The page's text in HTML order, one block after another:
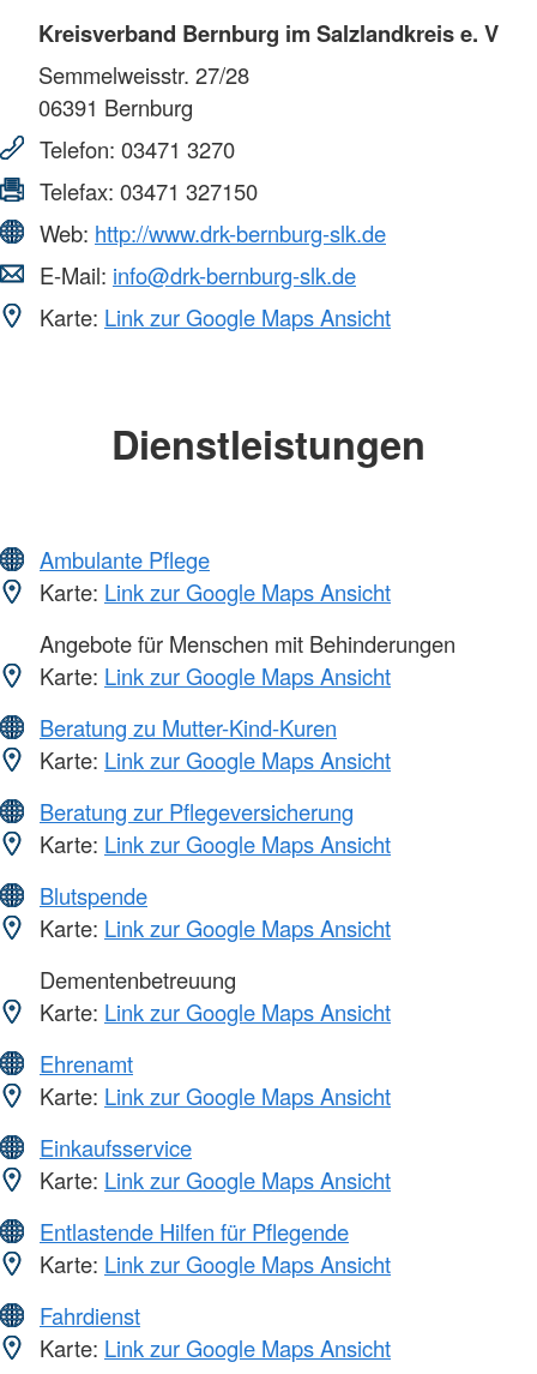
Kreisverband Bernburg im Salzlandkreis e. V
Semmelweisstr. 27/28
06391 Bernburg
Telefon: 03471 3270
Telefax: 03471 327150
Web: http://www.drk-bernburg-slk.de
E-Mail: info@drk-bernburg-slk.de
Karte: Link zur Google Maps Ansicht
Dienstleistungen
Ambulante Pflege
Karte: Link zur Google Maps Ansicht
Angebote für Menschen mit Behinderungen
Karte: Link zur Google Maps Ansicht
Beratung zu Mutter-Kind-Kuren
Karte: Link zur Google Maps Ansicht
Beratung zur Pflegeversicherung
Karte: Link zur Google Maps Ansicht
Blutspende
Karte: Link zur Google Maps Ansicht
Dementenbetreuung
Karte: Link zur Google Maps Ansicht
Ehrenamt
Karte: Link zur Google Maps Ansicht
Einkaufsservice
Karte: Link zur Google Maps Ansicht
Entlastende Hilfen für Pflegende
Karte: Link zur Google Maps Ansicht
Fahrdienst
Karte: Link zur Google Maps Ansicht